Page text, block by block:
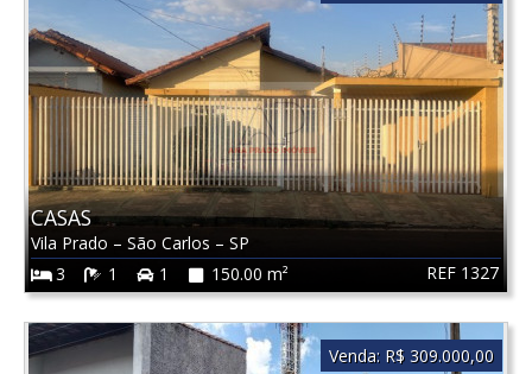
REF 1327
CASAS
Vila Prado – São Carlos – SP
3
1 1 150.00 m²
Venda: R$ 309.000,00